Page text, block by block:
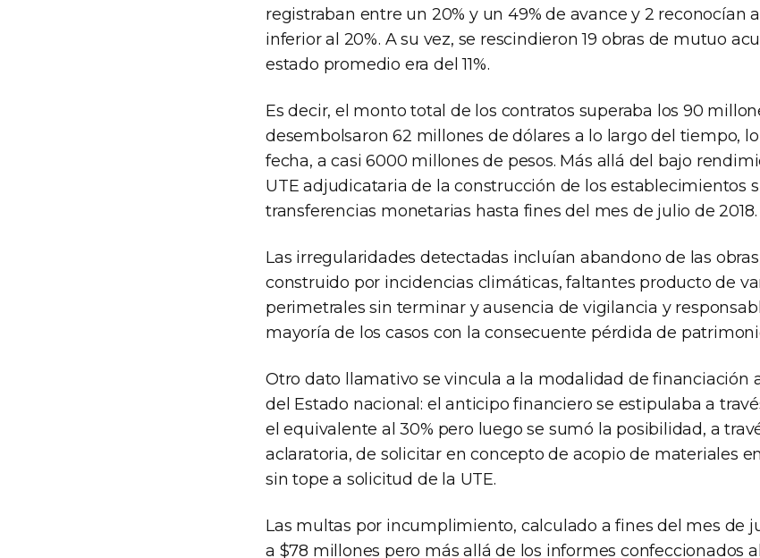
registraban entre un 20% y un 49% de avance y 2 reconocían
inferior al 20%. A su vez, se rescindieron 19 obras de mutuo
estado promedio era del 11%.
Es decir, el monto total de los contratos superaba los 90
desembolsaron 62 millones de dólares a lo largo del tiempo,
fecha, a casi 6000 millones de pesos. Más allá del bajo
UTE adjudicataria de la construcción de los establecimientos
transferencias monetarias hasta fines del mes de julio de 2018.
Las irregularidades detectadas incluían abandono de las
construido por incidencias climáticas, faltantes producto de
perimetrales sin terminar y ausencia de vigilancia y
mayoría de los casos con la consecuente pérdida de
Otro dato llamativo se vincula a la modalidad de financiación
del Estado nacional: el anticipo financiero se estipulaba a
el equivalente al 30% pero luego se sumó la posibilidad, a
aclaratoria, de solicitar en concepto de acopio de materiales
sin tope a solicitud de la UTE.
Las multas por incumplimiento, calculado a fines del mes de
a $78 millones pero más allá de los informes confeccionados